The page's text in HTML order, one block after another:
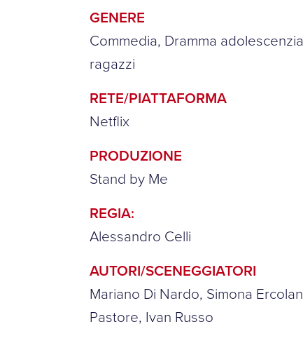
GENERE
Commedia, Dramma
ragazzi
RETE/PIATTAFORMA
Netflix
PRODUZIONE
Stand by Me
REGIA:
Alessandro Celli
AUTORI/SCENEGGIATORI
Mariano Di Nardo, Simona
Pastore, Ivan Russo